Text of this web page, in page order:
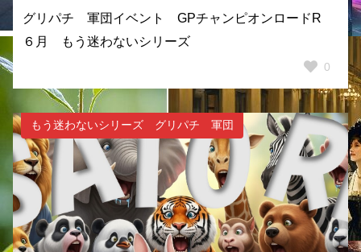
グリパチ 軍団イベント GPチャンピオンロードR
６月 もう迷わないシリーズ
0
もう迷わないシリーズ グリパチ 軍団